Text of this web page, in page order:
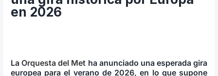
Buscar:
en 2026
La Orquesta del Met ha anunciado una esperada gira
europea para el verano de 2026, en lo que supone